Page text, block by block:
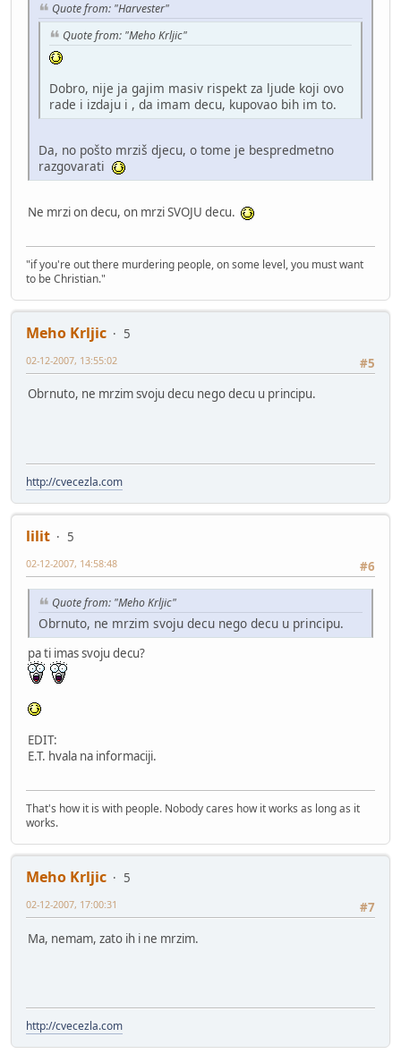
Quote from: "Harvester"
Quote from: "Meho Krljic"
Dobro, nije ja gajim masiv rispekt za ljude koji ovo
rade i izdaju i , da imam decu, kupovao bih im to.
Da, no pošto mrziš djecu, o tome je bespredmetno
razgovarati
Ne mrzi on decu, on mrzi SVOJU decu.
"if you're out there murdering people, on some level, you must want
to be Christian."
Meho Krljic
5
#5
02-12-2007, 13:55:02
Obrnuto, ne mrzim svoju decu nego decu u principu.
http://cvecezla.com
lilit
5
#6
02-12-2007, 14:58:48
Quote from: "Meho Krljic"
Obrnuto, ne mrzim svoju decu nego decu u principu.
pa ti imas svoju decu?
EDIT:
E.T. hvala na informaciji.
That's how it is with people. Nobody cares how it works as long as it
works.
Meho Krljic
5
#7
02-12-2007, 17:00:31
Ma, nemam, zato ih i ne mrzim.
http://cvecezla.com